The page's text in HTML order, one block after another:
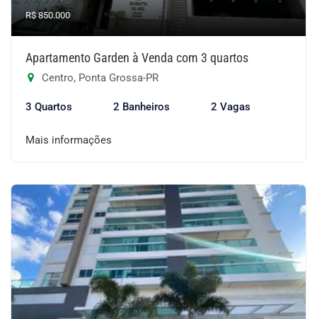
R$ 850.000
Apartamento Garden à Venda com 3 quartos
Centro, Ponta Grossa-PR
3 Quartos 2 Banheiros 2 Vagas
Mais informações